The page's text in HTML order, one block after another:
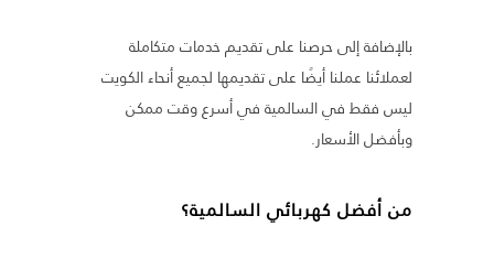
بالإضافة إلى حرصنا على تقديم خدمات متكاملة
لعملائنا عملنا أيضًا على تقديمها لجميع أنحاء الكويت
ليس فقط في السالمية في أسرع وقت ممكن
وبأفضل الأسعار.
من أفضل كهربائي السالمية؟